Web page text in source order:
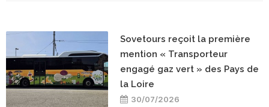
Sovetours reçoit la première
mention « Transporteur
engagé gaz vert » des Pays de
la Loire
30/07/2026